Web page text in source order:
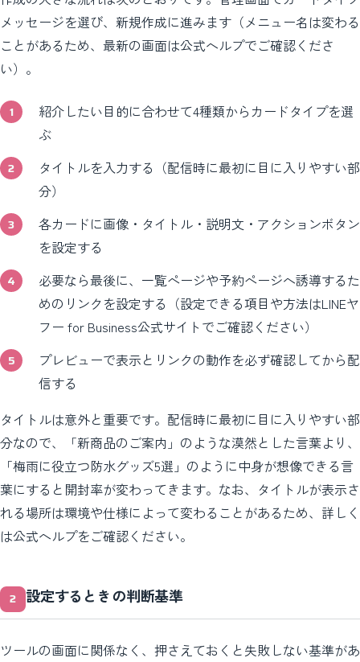
メッセージを選び、新規作成に進みます（メニュー名は変わる
ことがあるため、最新の画面は公式ヘルプでご確認くださ
い）。
紹介したい目的に合わせて4種類からカードタイプを選
ぶ
タイトルを入力する（配信時に最初に目に入りやすい部
分）
各カードに画像・タイトル・説明文・アクションボタン
を設定する
必要なら最後に、一覧ページや予約ページへ誘導するた
めのリンクを設定する（設定できる項目や方法はLINEヤ
フー for Business公式サイトでご確認ください）
プレビューで表示とリンクの動作を必ず確認してから配
信する
タイトルは意外と重要です。配信時に最初に目に入りやすい部
分なので、「新商品のご案内」のような漠然とした言葉より、
「梅雨に役立つ防水グッズ5選」のように中身が想像できる言
葉にすると開封率が変わってきます。なお、タイトルが表示さ
れる場所は環境や仕様によって変わることがあるため、詳しく
は公式ヘルプをご確認ください。
設定するときの判断基準
ツールの画面に関係なく、押さえておくと失敗しない基準があ